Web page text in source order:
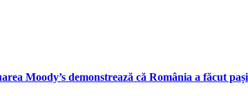
Moody’s demonstrează că România a făcut